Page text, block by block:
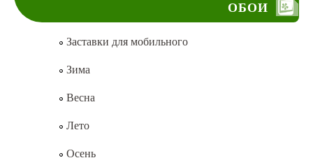
ОБОИ
Заставки для мобильного
Зима
Весна
Лето
Осень